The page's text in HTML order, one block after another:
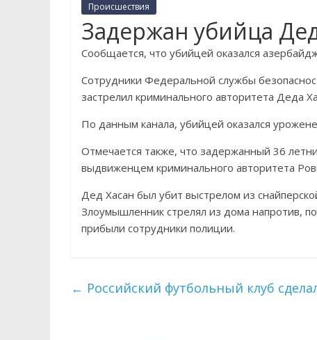
Происшествия
Задержан убийца
Сообщается, что убийцей оказался
Сотрудники Федеральной службы
застрелил криминального авторитета Деда
По данным канала, убийцей оказался
Отмечается также, что задержанный 36
выдвиженцем криминального авторитета
Дед Хасан был убит выстрелом из
Злоумышленник стрелял из дома напротив,
прибыли сотрудники полиции.
← Российский футбольный клуб